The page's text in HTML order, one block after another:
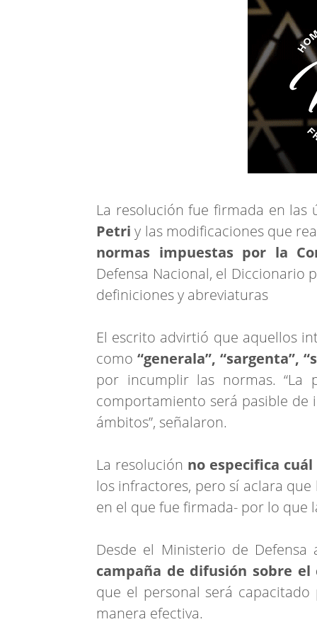
La resolución fue firmada en
Petriy las modificaciones que
normas impuestas por la
Defensa Nacional, el Diccionario
definiciones y abreviaturas
El escrito advirtió que aquellos
como “generala”, “sargenta”,
por incumplir las normas. “La
comportamiento será pasible de
ámbitos”, señalaron.
La resolución no especifica
los infractores, pero sí aclara
en el que fue firmada- por lo que
Desde el Ministerio de
campaña de difusión sobre
que el personal será
manera efectiva.